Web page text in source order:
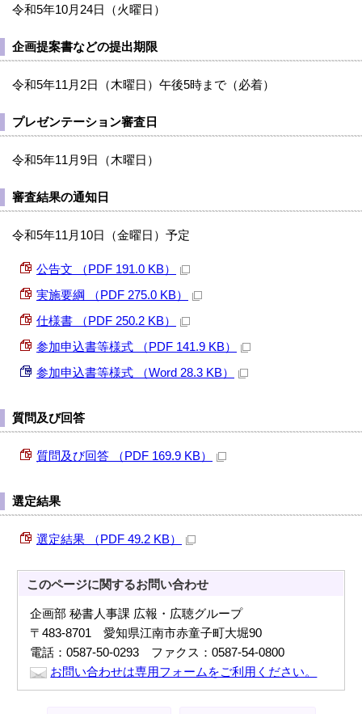
令和5年10月24日（火曜日）
企画提案書などの提出期限
令和5年11月2日（木曜日）午後5時まで（必着）
プレゼンテーション審査日
令和5年11月9日（木曜日）
審査結果の通知日
令和5年11月10日（金曜日）予定
公告文 （PDF 191.0 KB）
実施要綱 （PDF 275.0 KB）
仕様書 （PDF 250.2 KB）
参加申込書等様式 （PDF 141.9 KB）
参加申込書等様式 （Word 28.3 KB）
質問及び回答
質問及び回答 （PDF 169.9 KB）
選定結果
選定結果 （PDF 49.2 KB）
このページに関するお問い合わせ
企画部 秘書人事課 広報・広聴グループ
〒483-8701 愛知県江南市赤童子町大堀90
電話：0587-50-0293 ファクス：0587-54-0800
お問い合わせは専用フォームをご利用ください。